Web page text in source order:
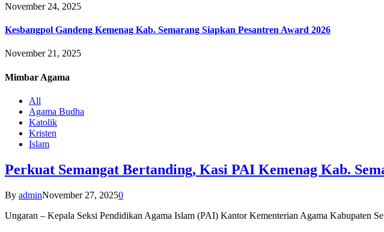
November 24, 2025
Kesbangpol Gandeng Kemenag Kab. Semarang Siapkan Pesantren Award 2026
November 21, 2025
Mimbar Agama
All
Agama Budha
Katolik
Kristen
Islam
Perkuat Semangat Bertanding, Kasi PAI Kemenag Kab.
By adminNovember 27, 20250
Ungaran – Kepala Seksi Pendidikan Agama Islam (PAI) Kantor Kementerian Agama Kabupaten